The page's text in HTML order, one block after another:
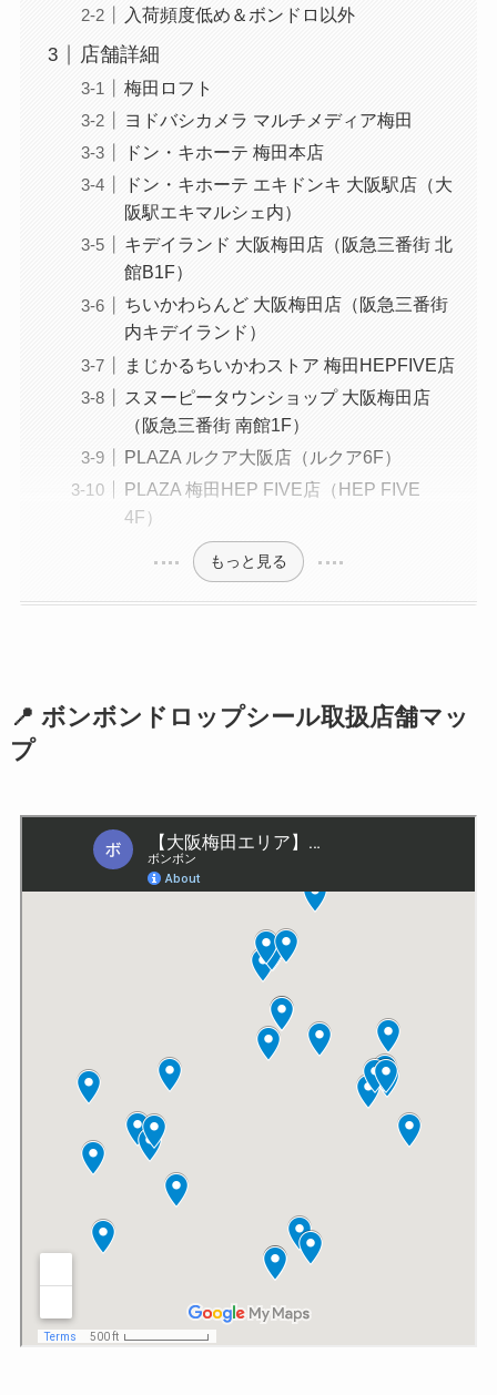
入荷頻度低め＆ボンドロ以外
店舗詳細
梅田ロフト
ヨドバシカメラ マルチメディア梅田
ドン・キホーテ 梅田本店
ドン・キホーテ エキドンキ 大阪駅店（大
阪駅エキマルシェ内）
キデイランド 大阪梅田店（阪急三番街 北
館B1F）
ちいかわらんど 大阪梅田店（阪急三番街
内キデイランド）
まじかるちいかわストア 梅田HEPFIVE店
スヌーピータウンショップ 大阪梅田店
（阪急三番街 南館1F）
PLAZA ルクア大阪店（ルクア6F）
PLAZA 梅田HEP FIVE店（HEP FIVE
4F）
もっと見る
📍 ボンボンドロップシール取扱店舗マッ
プ